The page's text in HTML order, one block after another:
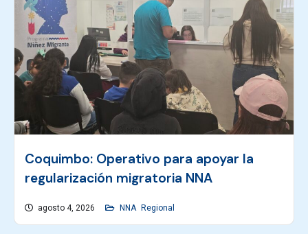
Coquimbo: Operativo para apoyar la
regularización migratoria NNA
agosto 4, 2026 NNA Regional